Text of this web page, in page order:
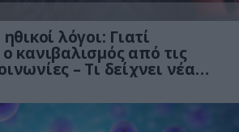
λόγοι: Γιατί
κανιβαλισμός από τις
– Τι δείχνει νέα